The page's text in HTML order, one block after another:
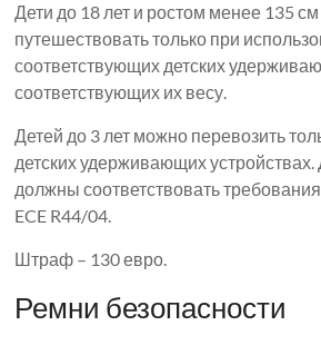
Дети до 18 лет и ростом менее 135 см
путешествовать только при
соответствующих детских
соответствующих их весу.
Детей до 3 лет можно перевозить
детских удерживающих устройствах.
должны соответствовать
ECE R44/04.
Штраф – 130 евро.
Ремни безопасности